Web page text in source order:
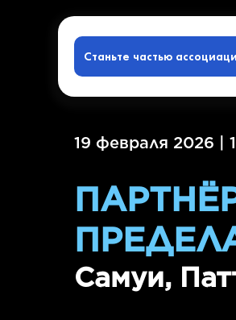
Станьте частью
19 февраля 2026 |
Самуи,